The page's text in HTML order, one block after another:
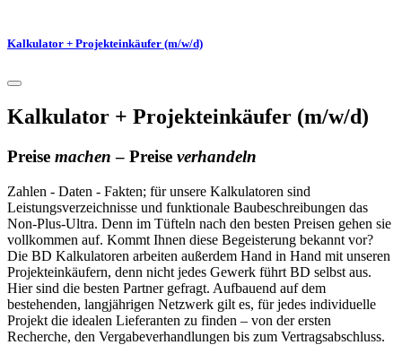
Kalkulator + Projekteinkäufer (m/w/d)
Kalkulator + Projekteinkäufer (m/w/d)
Preise machen– Preise verhandeln
Zahlen - Daten - Fakten; für unsere Kalkulatoren sind
Leistungsverzeichnisse und funktionale Baubeschreibungen das
Non-Plus-Ultra. Denn im Tüfteln nach den besten Preisen gehen sie
vollkommen auf. Kommt Ihnen diese Begeisterung bekannt vor?
Die BD Kalkulatoren arbeiten außerdem Hand in Hand mit unseren
Projekteinkäufern, denn nicht jedes Gewerk führt BD selbst aus.
Hier sind die besten Partner gefragt. Aufbauend auf dem
bestehenden, langjährigen Netzwerk gilt es, für jedes individuelle
Projekt die idealen Lieferanten zu finden – von der ersten
Recherche, den Vergabeverhandlungen bis zum Vertragsabschluss.